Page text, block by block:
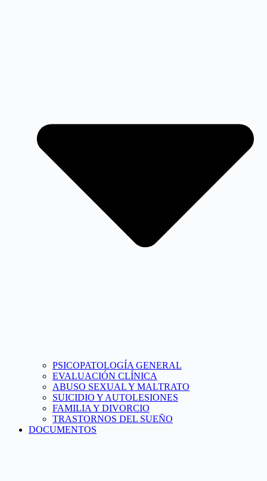
PSICOPATOLOGÍA GENERAL
EVALUACIÓN CLÍNICA
ABUSO SEXUAL Y MALTRATO
SUICIDIO Y AUTOLESIONES
FAMILIA Y DIVORCIO
TRASTORNOS DEL SUEÑO
DOCUMENTOS